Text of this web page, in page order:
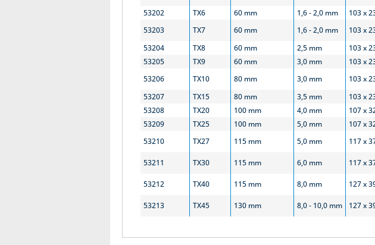
53202
TX6 60 mm 1,6 - 2,0 mm 103 x
53203
TX7 60 mm 1,6 - 2,0 mm 103 x
53204
TX8 60 mm 2,5 mm 103 x
53205
TX9 60 mm 3,0 mm 103 x
53206
TX10 80 mm 3,0 mm 103 x
53207
TX15 80 mm 3,5 mm 103 x
53208
TX20 100 mm 4,0 mm 107 x
53209
TX25 100 mm 5,0 mm 107 x
53210
TX27 115 mm 5,0 mm 117 x
53211 TX30 115 mm 6,0 mm 117 x
53212 TX40 115 mm 8,0 mm 127 x
53213 TX45 130 mm 8,0 - 10,0 mm 127 x